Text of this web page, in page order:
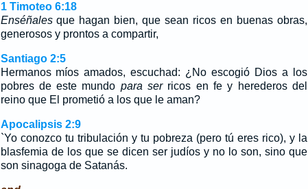
1 Timoteo 6:18
Enséñalesque hagan bien, que sean ricos en buenas obras,
generosos y prontos a compartir,
Santiago 2:5
Hermanos míos amados, escuchad: ¿No escogió Dios a los
pobres de este mundo para serricos en fe y herederos del
reino que El prometió a los que le aman?
Apocalipsis 2:9
`Yo conozco tu tribulación y tu pobreza (pero tú eres rico), y la
blasfemia de los que se dicen ser judíos y no lo son, sino que
son sinagoga de Satanás.